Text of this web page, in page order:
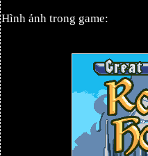
Hình ảnh trong game: